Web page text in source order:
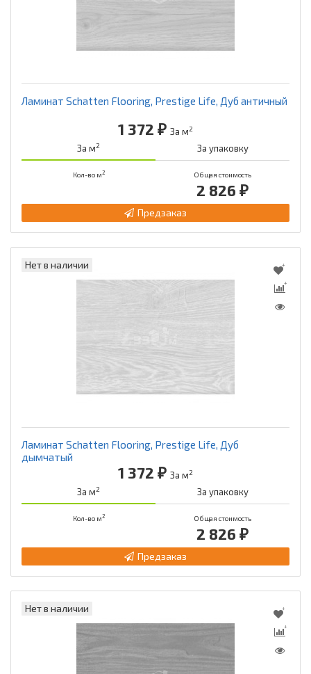
Ламинат Schatten Flooring, Prestige Life, Дуб античный
1 372 ₽ За м2
За м2 За упаковку
Кол-во м2 Общая стоимость
2 826 ₽
Предзаказ
Нет в наличии
Ламинат Schatten Flooring, Prestige Life, Дуб
дымчатый
1 372 ₽ За м2
За м2 За упаковку
Кол-во м2 Общая стоимость
2 826 ₽
Предзаказ
Нет в наличии